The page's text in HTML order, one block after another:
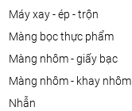
máy xay - ép - trộn
màng bọc thực phẩm
màng nhôm - giấy bạc
màng nhôm - khay nhôm
nhẫn